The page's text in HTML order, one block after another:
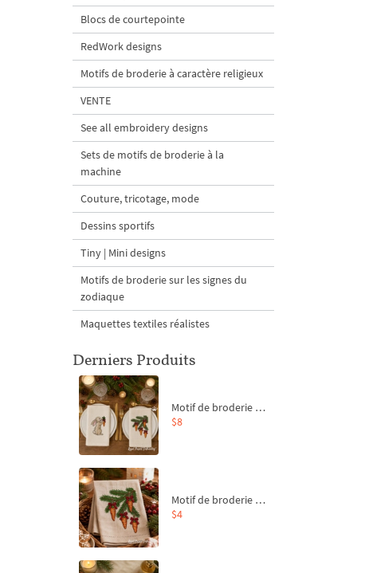
Blocs de courtepointe
RedWork designs
Motifs de broderie à caractère religieux
VENTE
See all embroidery designs
Sets de motifs de broderie à la
machine
Couture, tricotage, mode
Dessins sportifs
Tiny | Mini designs
Motifs de broderie sur les signes du
zodiaque
Maquettes textiles réalistes
Derniers Produits
Motif de broderie machine Branche de sapin et carottes - 4 tailles
$8
Motif de broderie machine Branche de sapin et carottes - 4 tailles
$4